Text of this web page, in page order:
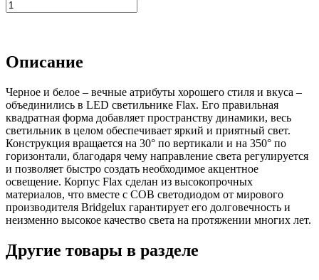
Описание
Черное и белое – вечные атрибуты хорошего стиля и вкуса –
объединились в LED светильнике Flax. Его правильная
квадратная форма добавляет пространству динамики, весь
светильник в целом обеспечивает яркий и приятный свет.
Конструкция вращается на 30° по вертикали и на 350° по
горизонтали, благодаря чему направление света регулируется
и позволяет быстро создать необходимое акцентное
освещение. Корпус Flax сделан из высокопрочных
материалов, что вместе с COB светодиодом от мирового
производителя Bridgelux гарантирует его долговечность и
неизменно высокое качество света на протяжении многих лет.
Другие товары в разделе